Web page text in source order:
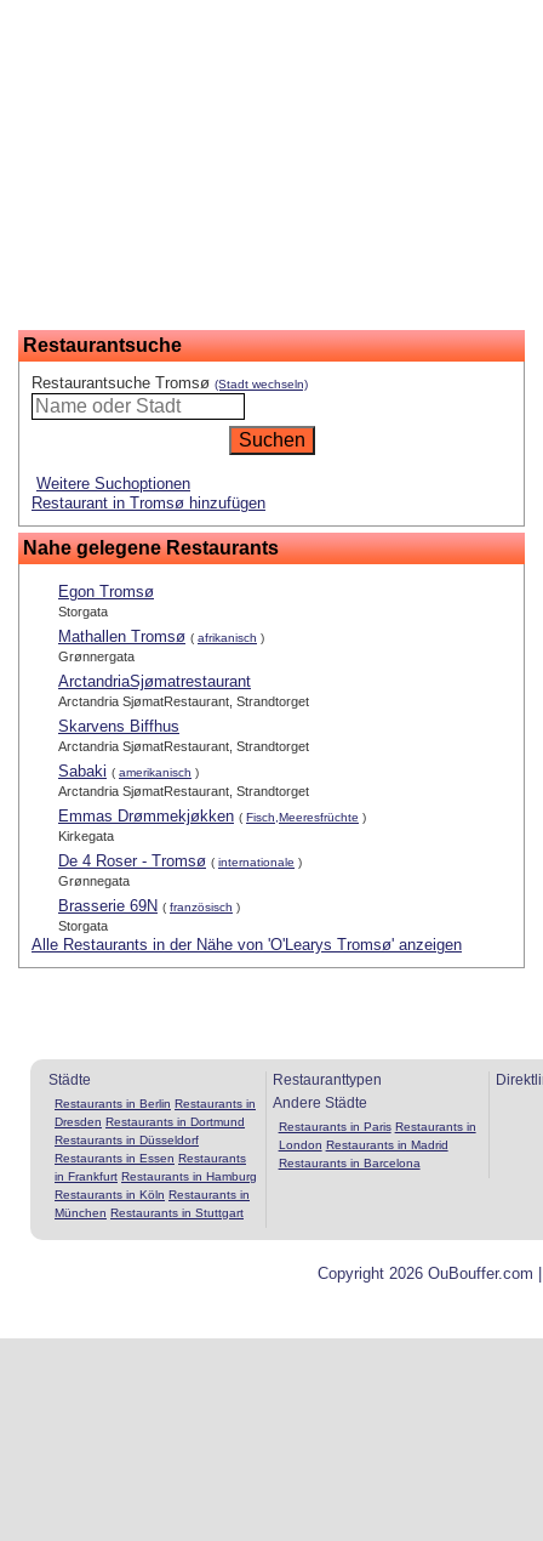
Restaurantsuche
Restaurantsuche Tromsø (Stadt wechseln)
Weitere Suchoptionen
Restaurant in Tromsø hinzufügen
Nahe gelegene Restaurants
Egon Tromsø
Storgata
Mathallen Tromsø ( afrikanisch )
Grønnergata
ArctandriaSjømatrestaurant
Arctandria SjømatRestaurant, Strandtorget
Skarvens Biffhus
Arctandria SjømatRestaurant, Strandtorget
Sabaki ( amerikanisch )
Arctandria SjømatRestaurant, Strandtorget
Emmas Drømmekjøkken ( Fisch,Meeresfrüchte )
Kirkegata
De 4 Roser - Tromsø ( internationale )
Grønnegata
Brasserie 69N ( französisch )
Storgata
Alle Restaurants in der Nähe von 'O'Learys Tromsø' anzeigen
Städte
Restaurants in Berlin Restaurants in
Dresden Restaurants in Dortmund
Restaurants in Düsseldorf
Restaurants in Essen Restaurants
in Frankfurt Restaurants in Hamburg
Restaurants in Köln Restaurants in
München Restaurants in Stuttgart
Restauranttypen
Andere Städte
Restaurants in Paris Restaurants in
London Restaurants in Madrid
Restaurants in Barcelona
Copyright 2026 OuBouffer.com